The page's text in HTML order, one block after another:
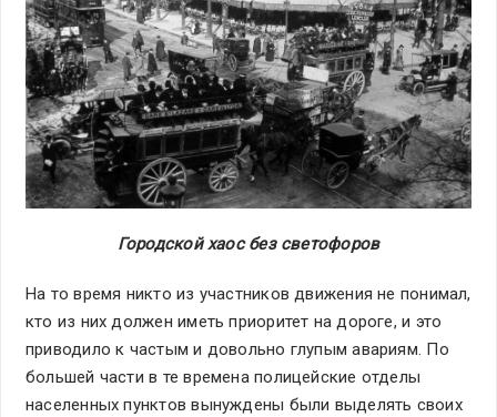
Городской хаос без светофоров
На то время никто из участников движения не понимал,
кто из них должен иметь приоритет на дороге, и это
приводило к частым и довольно глупым авариям. По
большей части в те времена полицейские отделы
населенных пунктов вынуждены были выделять своих